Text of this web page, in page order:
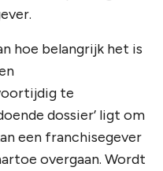
hoe belangrijk het is
te
dossier’ ligt om
een franchisegever
overgaan. Wordt